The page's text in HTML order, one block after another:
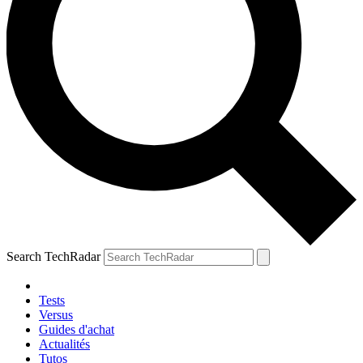
Search TechRadar
Tests
Versus
Guides d'achat
Actualités
Tutos